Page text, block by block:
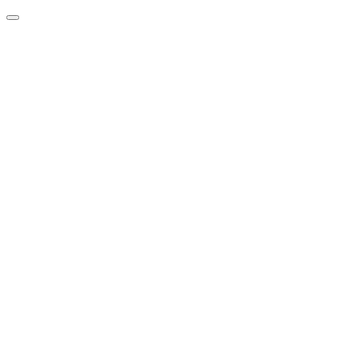
Skip
Menu